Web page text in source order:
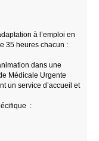
à l’emploi en
35 heures chacun :
dans une
Médicale Urgente
un service d’accueil et
: